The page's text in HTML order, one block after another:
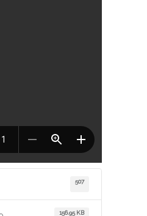
507
156.95 KB